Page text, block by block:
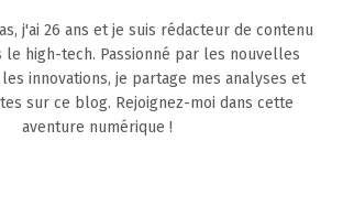
j'ai 26 ans et je suis rédacteur de contenu
le high-tech. Passionné par les nouvelles
innovations, je partage mes analyses et
sur ce blog. Rejoignez-moi dans cette
aventure numérique !